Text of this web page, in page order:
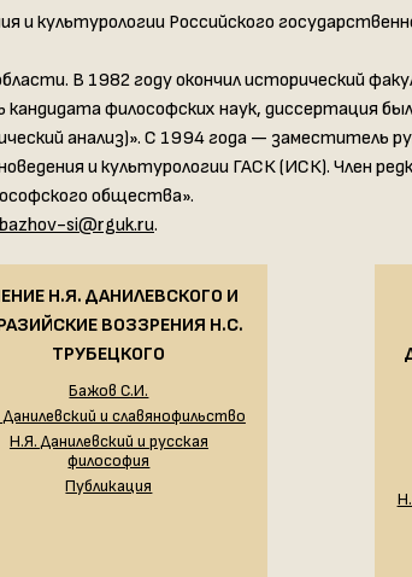
и культурологии Российского
В 1982 году окончил исторический
философских наук, диссертация
анализ)». С 1994 года — заместитель
и культурологии ГАСК (ИСК). Член
общества».
bazhov-si@rguk.ru.
Н.Я. ДАНИЛЕВСКОГО И
ВОЗЗРЕНИЯ Н.С.
ТРУБЕЦКОГО
Бажов С.И.
и славянофильство
Н.Я. Данилевский и русская
философия
Публикация